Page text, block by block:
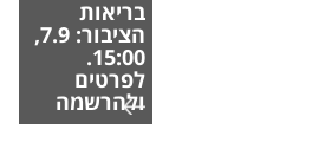
בריאות
הציבור: 7.9,
15:00.
לפרטים
ולהרשמה